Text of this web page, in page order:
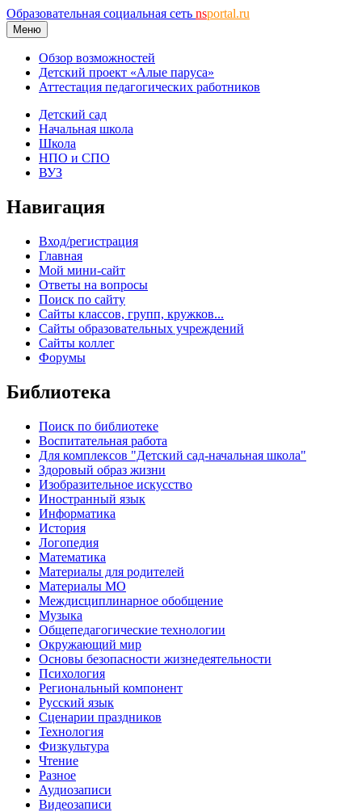
Образовательная социальная сеть nsportal.ru
Меню
Обзор возможностей
Детский проект «Алые паруса»
Аттестация педагогических работников
Детский сад
Начальная школа
Школа
НПО и СПО
ВУЗ
Навигация
Вход/регистрация
Главная
Мой мини-сайт
Ответы на вопросы
Поиск по сайту
Сайты классов, групп, кружков...
Сайты образовательных учреждений
Сайты коллег
Форумы
Библиотека
Поиск по библиотеке
Воспитательная работа
Для комплексов "Детский сад-начальная школа"
Здоровый образ жизни
Изобразительное искусство
Иностранный язык
Информатика
История
Логопедия
Математика
Материалы для родителей
Материалы МО
Междисциплинарное обобщение
Музыка
Общепедагогические технологии
Окружающий мир
Основы безопасности жизнедеятельности
Психология
Региональный компонент
Русский язык
Сценарии праздников
Технология
Физкультура
Чтение
Разное
Аудиозаписи
Видеозаписи